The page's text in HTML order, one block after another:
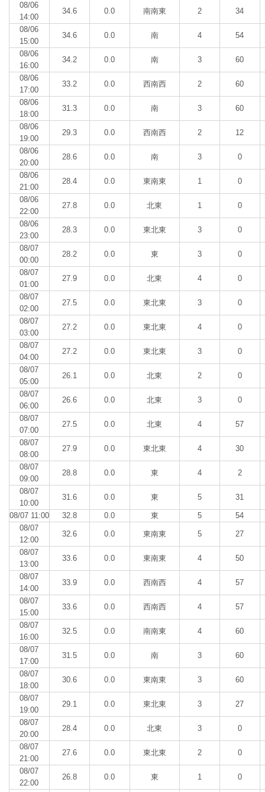
08/06
14:00
34.6 0.0 南南東 2 34
08/06
15:00
34.6 0.0 南 4 54
08/06
16:00
34.2 0.0 南 3 60
08/06
17:00
33.2 0.0 西南西 2 60
08/06
18:00
31.3 0.0 南 3 60
08/06
19:00
29.3 0.0 西南西 2 12
08/06
20:00
28.6 0.0 南 3 0
08/06
21:00
28.4 0.0 東南東 1 0
08/06
22:00
27.8 0.0 北東 1 0
08/06
23:00
28.3 0.0 東北東 3 0
08/07
00:00
28.2 0.0 東 3 0
08/07
01:00
27.9 0.0 北東 4 0
08/07
02:00
27.5 0.0 東北東 3 0
08/07
03:00
27.2 0.0 東北東 4 0
08/07
04:00
27.2 0.0 東北東 3 0
08/07
05:00
26.1 0.0 北東 2 0
08/07
06:00
26.6 0.0 北東 3 0
08/07
07:00
27.5 0.0 北東 4 57
08/07
08:00
27.9 0.0 東北東 4 30
08/07
09:00
28.8 0.0 東 4 2
08/07
10:00
31.6 0.0 東 5 31
08/07 11:00 32.8 0.0 東 5
54
08/07
12:00
32.6 0.0 東南東 5 27
08/07
13:00
33.6 0.0 東南東 4 50
08/07
14:00
33.9 0.0 西南西 4 57
08/07
15:00
33.6 0.0 西南西 4 57
08/07
16:00
32.5 0.0 南南東 4 60
08/07
17:00
31.5 0.0 南 3 60
08/07
18:00
30.6 0.0 東南東 3 60
08/07
19:00
29.1 0.0 東北東 3 27
08/07
20:00
28.4 0.0 北東 3 0
08/07
21:00
27.6 0.0 東北東 2 0
08/07
22:00
26.8 0.0 東 1 0